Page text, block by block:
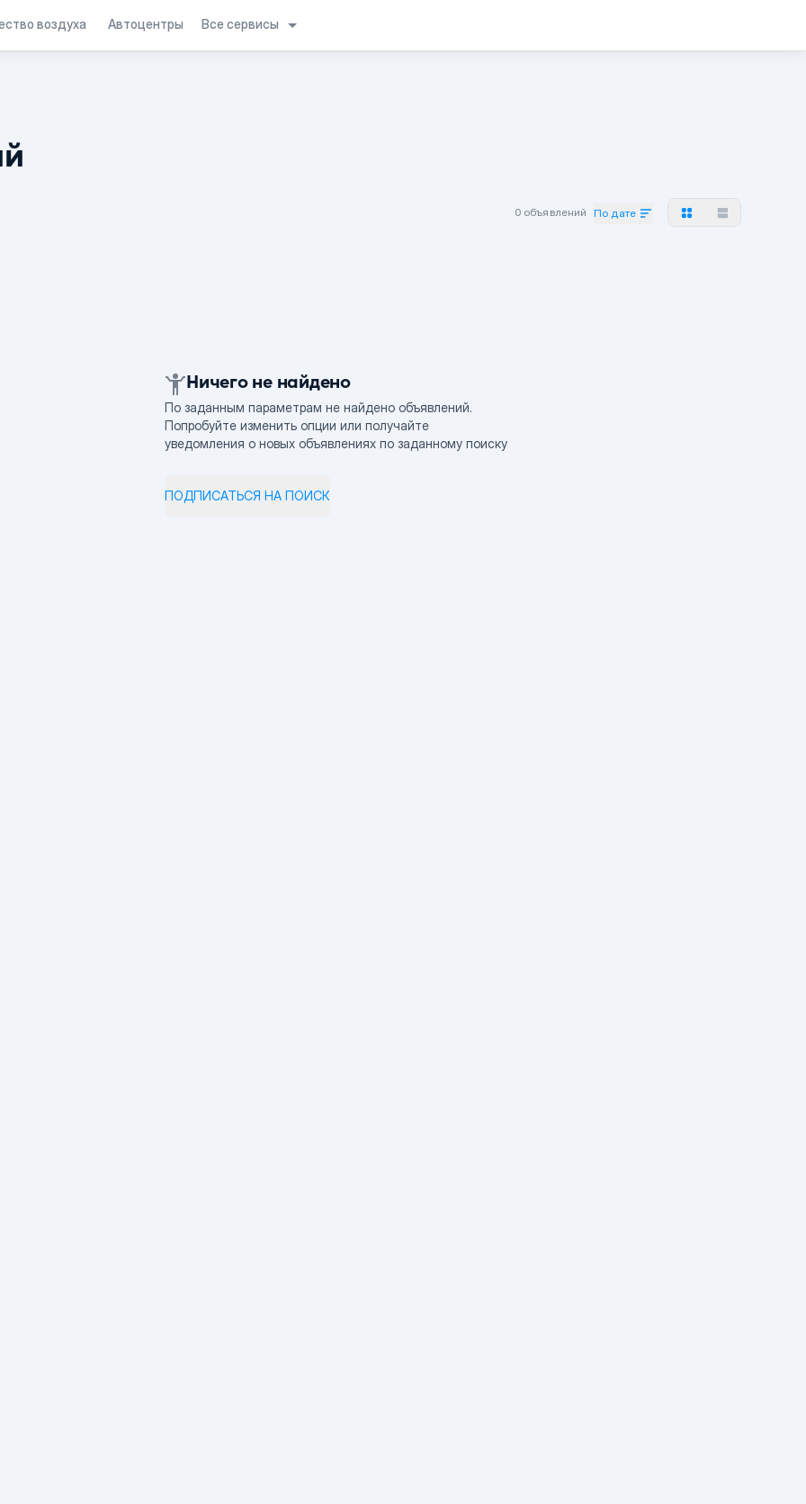
воздуха Автоцентры Все сервисы
0 объявлений По дате
Ничего не найдено
По заданным параметрам не найдено объявлений.
Попробуйте изменить опции или получайте
уведомления о новых объявлениях по заданному поиску
ПОДПИСАТЬСЯ НА ПОИСК